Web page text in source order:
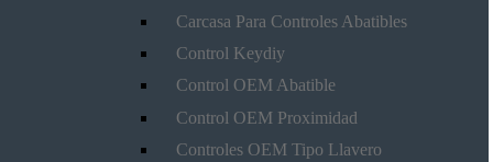
Carcasa Para Controles Abatibles
Control Keydiy
Control OEM Abatible
Control OEM Proximidad
Controles OEM Tipo Llavero